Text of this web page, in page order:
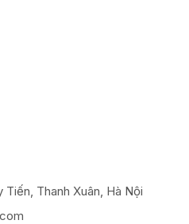
Tiến, Thanh Xuân, Hà Nội